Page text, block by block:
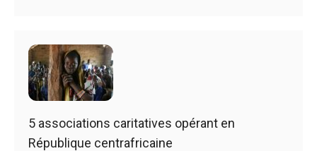
5 associations caritatives opérant en
République centrafricaine